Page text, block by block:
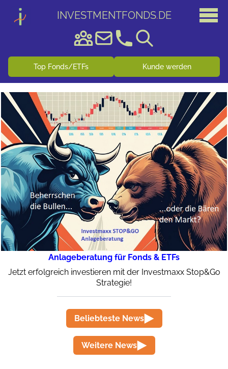
INVESTMENTFONDS.DE
Top Fonds/ETFs Kunde werden
Anlageberatung für Fonds & ETFs
Jetzt erfolgreich investieren mit der Investmaxx Stop&Go
Strategie!
Beliebteste News
Weitere News